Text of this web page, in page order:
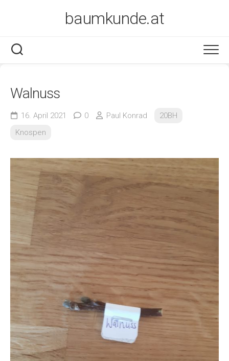
baumkunde.at
Walnuss
16. April 2021 0 Paul Konrad
20BH
Knospen